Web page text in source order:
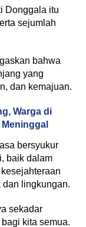
Donggala itu
sejumlah
bahwa
yang
dan kemajuan.
Warga di
bersyukur
baik dalam
dan lingkungan.
sekadar
kita semua.